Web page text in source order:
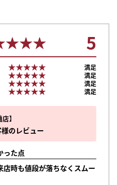
店
のレビュー
った点
時も値段が落ちなくスムー
5
★★★★★
★★★★★
満足
★★★★★
★★★★★
満足
★★★★★
★★★★★
満足
★★★★★
★★★★★ 満足